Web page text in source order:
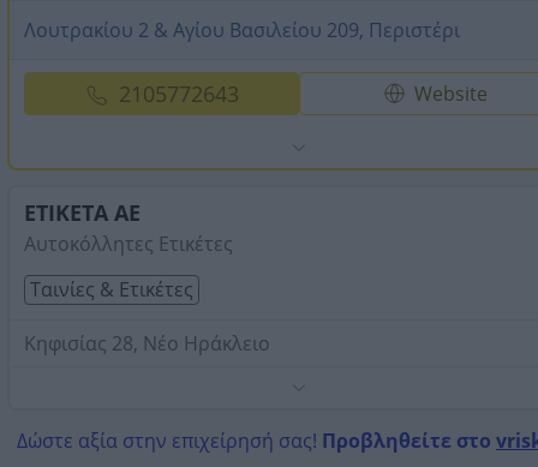
Λουτρακίου 2 & Αγίου Βασιλείου 209, Περιστέρι
2105772643 Website
ΕΤΙΚΕΤΑ ΑΕ
Αυτοκόλλητες Ετικέτες
Ταινίες & Ετικέτες
Κηφισίας 28, Νέο Ηράκλειο
Δώστε αξία στην επιχείρησή σας! Προβληθείτε στο